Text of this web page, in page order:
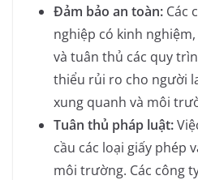
Đảm bảo an toàn: Các
nghiệp có kinh
và tuân thủ các quy
thiểu rủi ro cho người
xung quanh và môi
Tuân thủ pháp luật:
cầu các loại giấy phép
môi trường. Các công